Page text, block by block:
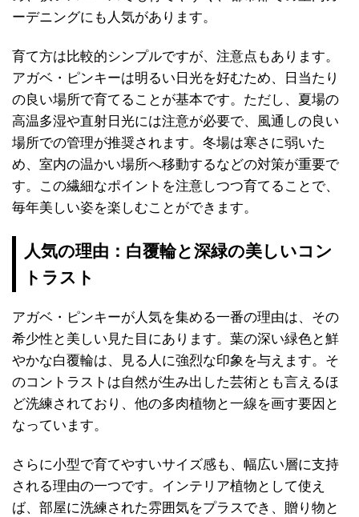
ーデニングにも人気があります。
育て方は比較的シンプルですが、注意点もあります。
アガベ・ピンキーは明るい日光を好むため、日当たり
の良い場所で育てることが基本です。ただし、夏場の
高温多湿や直射日光には注意が必要で、風通しの良い
場所での管理が推奨されます。冬場は寒さに弱いた
め、室内の温かい場所へ移動するなどの対策が重要で
す。この繊細なポイントを注意しつつ育てることで、
毎年美しい姿を楽しむことができます。
人気の理由：白覆輪と深緑の美しいコン
トラスト
アガベ・ピンキーが人気を集める一番の理由は、その
希少性と美しい見た目にあります。葉の深い緑色と鮮
やかな白覆輪は、見る人に強烈な印象を与えます。そ
のコントラストは自然が生み出した芸術とも言えるほ
ど洗練されており、他の多肉植物と一線を画す要因と
なっています。
さらに小型で育てやすいサイズ感も、幅広い層に支持
される理由の一つです。インテリア植物として使え
ば、部屋に洗練された雰囲気をプラスでき、贈り物と